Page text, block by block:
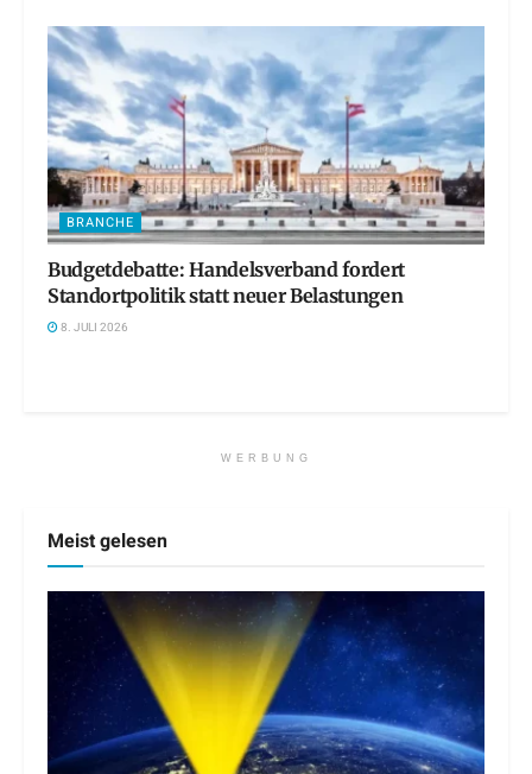
BRANCHE
Budgetdebatte: Handelsverband fordert
Standortpolitik statt neuer Belastungen
8. JULI 2026
WERBUNG
Meist gelesen